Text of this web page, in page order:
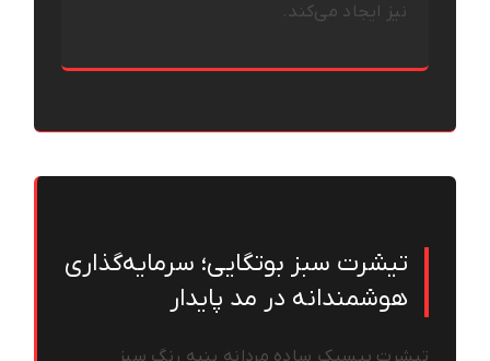
نیز ایجاد می‌کند.
تیشرت سبز بوتگایی؛ سرمایه‌گذاری
هوشمندانه در مد پایدار